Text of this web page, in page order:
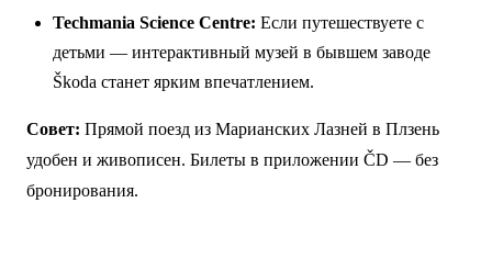
Techmania Science Centre: Если путешествуете с
детьми — интерактивный музей в бывшем заводе
Škoda станет ярким впечатлением.
Совет: Прямой поезд из Марианских Лазней в Плзень
удобен и живописен. Билеты в приложении ČD — без
бронирования.